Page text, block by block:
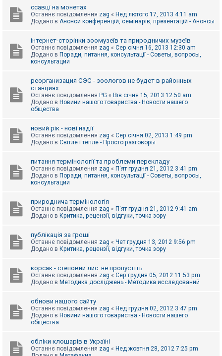
ссавці на монетах
Останнє повідомлення zag « Нед лютого 17, 2013 4:11 am
Додано в Анонси конференцій, семінарів, презентацій - Анонсы
інтернет-сторінки зоомузеїв та природничих музеїв
Останнє повідомлення zag « Сер січня 16, 2013 12:30 am
Додано в Поради, питання, консультації - Советы, вопросы,
консультации
реорганизация СЭС - зоологов не будет в районных
станциях
Останнє повідомлення PG « Вів січня 15, 2013 12:50 am
Додано в Новини нашого товариства - Новости нашего
общества
новий рік - нові надії
Останнє повідомлення zag « Сер січня 02, 2013 1:49 pm
Додано в Світле і тепле - Просто разговоры
питання термінології та проблеми перекладу
Останнє повідомлення zag « П'ят грудня 21, 2012 3:41 pm
Додано в Поради, питання, консультації - Советы, вопросы,
консультации
природнича термінологія
Останнє повідомлення zag « П'ят грудня 21, 2012 9:41 am
Додано в Критика, рецензії, відгуки, точка зору
публікація за гроші
Останнє повідомлення zag « Чет грудня 13, 2012 9:56 pm
Додано в Критика, рецензії, відгуки, точка зору
корсак - степовий лис: не пропустіть
Останнє повідомлення zag « Сер грудня 05, 2012 11:53 pm
Додано в Методика досліджень - Методика исследований
обнови нашого сайту
Останнє повідомлення zag « Нед грудня 02, 2012 3:47 pm
Додано в Новини нашого товариства - Новости нашего
общества
обліки клошарів в Україні
Останнє повідомлення zag « Нед жовтня 28, 2012 7:25 pm